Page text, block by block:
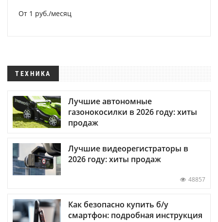
От 1 руб./месяц
ТЕХНИКА
Лучшие автономные
газонокосилки в 2026 году: хиты
продаж
Лучшие видеорегистраторы в
2026 году: хиты продаж
48857
Как безопасно купить б/у
смартфон: подробная инструкция